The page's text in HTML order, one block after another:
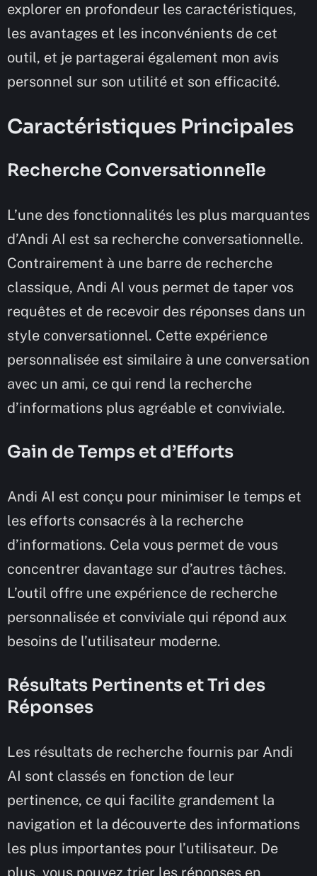
explorer en profondeur les caractéristiques,
les avantages et les inconvénients de cet
outil, et je partagerai également mon avis
personnel sur son utilité et son efficacité.
Caractéristiques Principales
Recherche Conversationnelle
L’une des fonctionnalités les plus marquantes
d’Andi AI est sa recherche conversationnelle.
Contrairement à une barre de recherche
classique, Andi AI vous permet de taper vos
requêtes et de recevoir des réponses dans un
style conversationnel. Cette expérience
personnalisée est similaire à une conversation
avec un ami, ce qui rend la recherche
d’informations plus agréable et conviviale.
Gain de Temps et d’Efforts
Andi AI est conçu pour minimiser le temps et
les efforts consacrés à la recherche
d’informations. Cela vous permet de vous
concentrer davantage sur d’autres tâches.
L’outil offre une expérience de recherche
personnalisée et conviviale qui répond aux
besoins de l’utilisateur moderne.
Résultats Pertinents et Tri des
Réponses
Les résultats de recherche fournis par Andi
AI sont classés en fonction de leur
pertinence, ce qui facilite grandement la
navigation et la découverte des informations
les plus importantes pour l’utilisateur. De